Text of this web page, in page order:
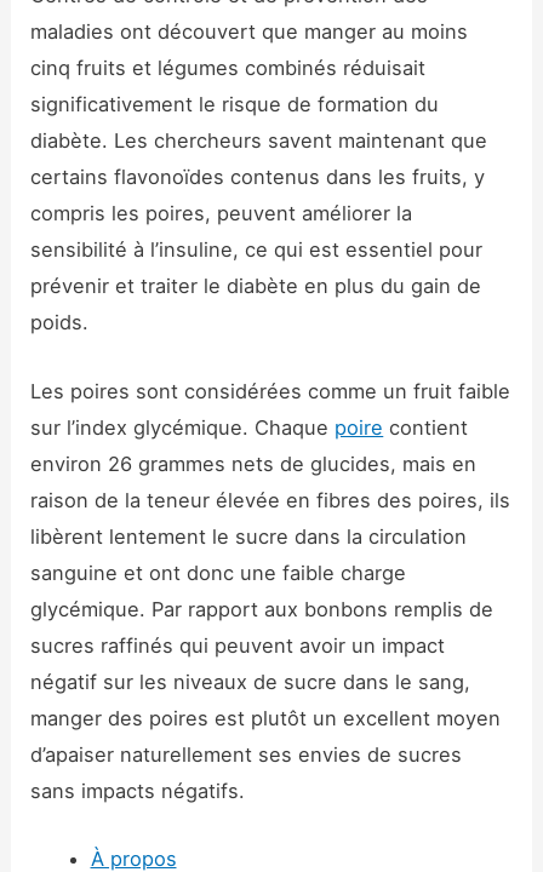
maladies ont découvert que manger au moins
cinq fruits et légumes combinés réduisait
significativement le risque de formation du
diabète. Les chercheurs savent maintenant que
certains flavonoïdes contenus dans les fruits, y
compris les poires, peuvent améliorer la
sensibilité à l’insuline, ce qui est essentiel pour
prévenir et traiter le diabète en plus du gain de
poids.
Les poires sont considérées comme un fruit faible
sur l’index glycémique. Chaque poire contient
environ 26 grammes nets de glucides, mais en
raison de la teneur élevée en fibres des poires, ils
libèrent lentement le sucre dans la circulation
sanguine et ont donc une faible charge
glycémique. Par rapport aux bonbons remplis de
sucres raffinés qui peuvent avoir un impact
négatif sur les niveaux de sucre dans le sang,
manger des poires est plutôt un excellent moyen
d’apaiser naturellement ses envies de sucres
sans impacts négatifs.
À propos